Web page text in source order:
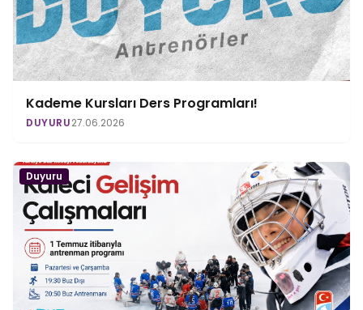
Kademe Kursları Ders Programları!
DUYURU27.06.2026
Duyuru